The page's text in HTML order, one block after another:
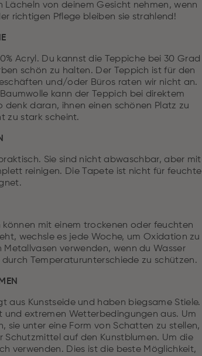
von deinem Gesicht nehmen, wenn
richtigen Pflege bleiben sie strahlend!
Acryl. Du kannst die Teppiche bei 30 Grad
schön zu halten. Der Teppich ist für den
und/oder Büros raten wir nicht an.
kann der Teppich bei direktem
denk daran, ihnen einen schönen Platz zu
zu stark scheint.
Sie sind nicht abwaschbar, aber mit
reinigen. Die Tapete ist nicht für feuchte
können mit einem trockenen oder feuchten
wechsle es jede Woche, um Oxidation zu
verwenden, wenn du Wasser
Temperaturunterschiede zu schützen.
aus Kunstseide und haben biegsame Stiele.
extremen Wetterbedingungen aus. Um
sie unter eine Form von Schatten zu stellen,
Schutzmittel auf den Kunstblumen. Um die
verwenden. Dies ist die beste Möglichkeit,